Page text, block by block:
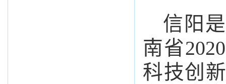
信阳
南省
科技创